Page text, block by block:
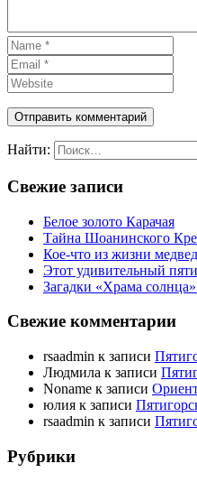
Найти:
Свежие записи
Белое золото Карачая
Тайна Шоанинского
Кое-что из жизни
Этот удивительный
Загадки «Храма
Свежие комментарии
rsaadmin к записи
Людмила к записи
Noname к записи
юлия к записи
rsaadmin к записи
Рубрики